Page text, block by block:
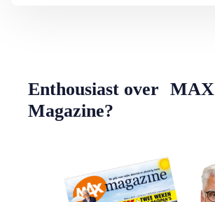
Enthousiast over MAX
Magazine?